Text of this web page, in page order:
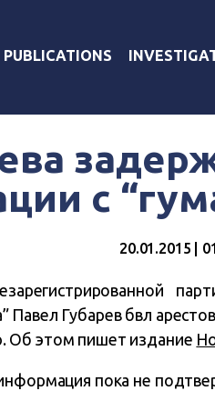
PUBLICATIONS
с
20.01.2015 |
Павел Губарев бвл
Об этом пишет издание
пока не